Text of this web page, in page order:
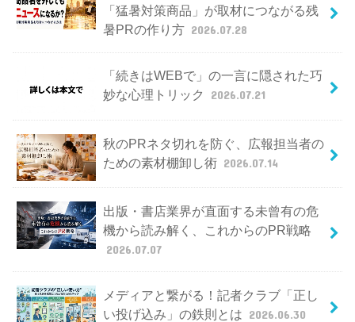
「猛暑対策商品」が取材につながる残
暑PRの作り方 2026.07.28
「続きはWEBで」の一言に隠された巧
妙な心理トリック
2026.07.21
秋のPRネタ切れを防ぐ、広報担当者の
ための素材棚卸し術 2026.07.14
出版・書店業界が直面する未曾有の危
機から読み解く、これからのPR戦略
2026.07.07
メディアと繋がる！記者クラブ「正し
い投げ込み」の鉄則とは 2026.06.30